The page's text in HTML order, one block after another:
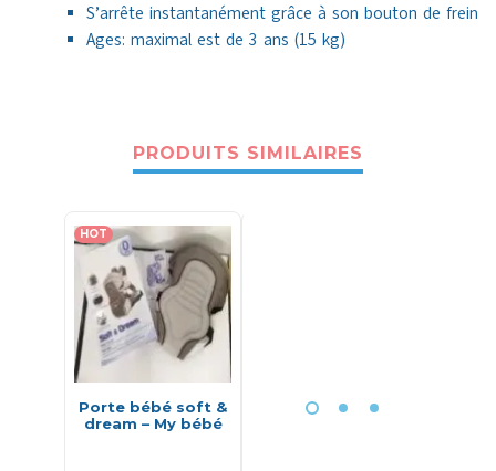
S’arrête instantanément grâce à son bouton de frein
Ages: maximal est de 3 ans (15 kg)
PRODUITS SIMILAIRES
HOT
Porte bébé soft &
dream – My bébé
Poussette